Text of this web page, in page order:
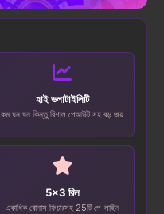
হাই ভলাটাইলিটি
কম ঘন ঘন কিন্তু বিশাল পেআউট সহ বড় জয়
5x3 রিল
একাধিক বোনাস ফিচারসহ 25টি পে-লাইন